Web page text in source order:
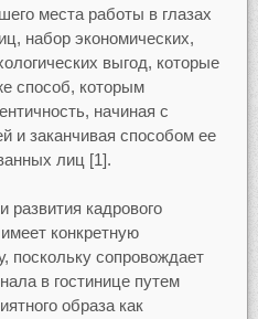
места работы в глазах
набор экономических,
выгод, которые
способ, которым
начиная с
и заканчивая способом ее
лиц [1].
развития кадрового
конкретную
поскольку сопровождает
в гостинице путем
образа как